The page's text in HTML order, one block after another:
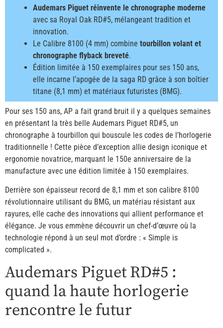
Audemars Piguet réinvente le chronographe moderne
avec sa Royal Oak RD#5, mélangeant tradition et
innovation.
Le Calibre 8100 (4 mm) combine tourbillon volant et
chronographe flyback breveté.
Édition limitée à 150 exemplaires pour ses 150 ans,
elle incarne l’apogée de la saga RD grâce à son boîtier
titane (8,1 mm) et matériaux futuristes (BMG).
Pour ses 150 ans, AP a fait grand bruit il y a quelques semaines
en présentant la très belle Audemars Piguet RD#5, un
chronographe à tourbillon qui bouscule les codes de l’horlogerie
traditionnelle ! Cette pièce d’exception allie design iconique et
ergonomie novatrice, marquant le 150e anniversaire de la
manufacture avec une édition limitée à 150 exemplaires.
Derrière son épaisseur record de 8,1 mm et son calibre 8100
révolutionnaire utilisant du BMG, un matériau résistant aux
rayures, elle cache des innovations qui allient performance et
élégance. Je vous emmène découvrir un chef-d’œuvre où la
technologie répond à un seul mot d’ordre : « Simple is
complicated ».
Audemars Piguet RD#5 :
quand la haute horlogerie
rencontre le futur